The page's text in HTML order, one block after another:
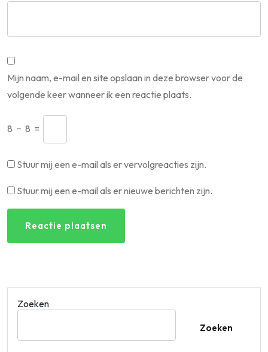
Mijn naam, e-mail en site opslaan in deze browser voor de
volgende keer wanneer ik een reactie plaats.
8 − 8 =
Stuur mij een e-mail als er vervolgreacties zijn.
Stuur mij een e-mail als er nieuwe berichten zijn.
Zoeken
Zoeken